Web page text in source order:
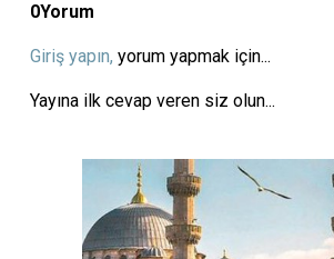
0Yorum
Giriş yapın, yorum yapmak için...
Yayına ilk cevap veren siz olun...